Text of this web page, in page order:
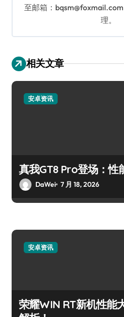
至邮箱：
理。
相关文章
安卓资讯
真我GT8 Pro登场：性
DaWei 7 月 18, 2026
安卓资讯
荣耀WIN RT新机性能